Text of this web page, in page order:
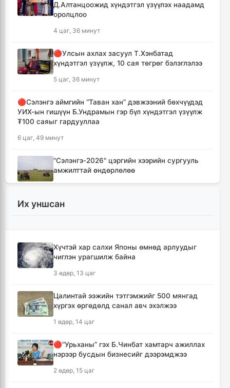
Д.Алтанцоожид хүндэтгэл үзүүлэх наадамд
оролцлоо
4 цаг, 36 минут
🔴Улсын ахлах засуул Т.Хэнбатад
хүндэтгэл үзүүлж, 10 сая төгрөг бэлэглэлээ
5 цаг, 36 минут
🔴Сэлэнгэ аймгийн “Таван хан” дэвжээний бөхчүүдэд
УИХ-ын гишүүн Б.Ундрамын гэр бүл хүндэтгэл үзүүлж
₮100 саяыг гардууллаа
6 цаг, 49 минут
"Сэлэнгэ-2026" цэргийн хээрийн сургууль
амжилттай өндөрлөлөө
Хотын захын хорооллуудад бизнес
8 цаг, 53 минут
түрүүлсэн бөхийг 20 сая төгрөгөөр байлна
11 цаг, 49 минут
нөөцийг 60 хоногт хүргэж, үнийн өсөлтийн
13 цаг, 25 минут
"Дельфин" хар салхи Японы өмнөд
Их уншсан
Хүчтэй хар салхи Японы өмнөд арлуудыг
чиглэн урагшилж байна
3 өдөр, 13 цаг
Цалинтай ээжийн тэтгэмжийг 500 мянгад
хүргэх өргөдөлд санал авч эхэлжээ
1 өдөр, 14 цаг
🔴“Урьханы” гэх Б.Чинбат хамтарч ажиллах
нэрээр бусдын бизнесийг дээрэмджээ
2 өдөр, 15 цаг